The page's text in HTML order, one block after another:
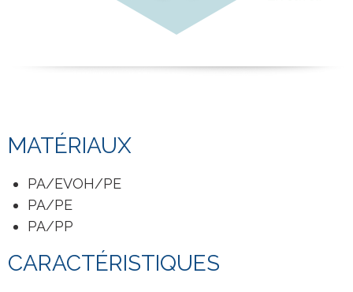
MATÉRIAUX
PA/EVOH/PE
PA/PE
PA/PP
CARACTÉRISTIQUES